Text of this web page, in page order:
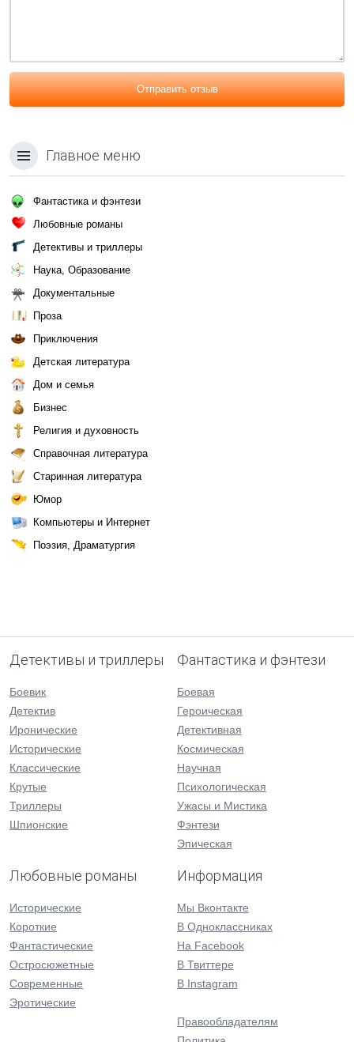
Отправить отзыв
Главное меню
Фантастика и фэнтези
Любовные романы
Детективы и триллеры
Наука, Образование
Документальные
Проза
Приключения
Детская литература
Дом и семья
Бизнес
Религия и духовность
Справочная литература
Старинная литература
Юмор
Компьютеры и Интернет
Поэзия, Драматургия
Детективы и триллеры
Боевик
Детектив
Иронические
Исторические
Классические
Крутые
Триллеры
Шпионские
Фантастика и фэнтези
Боевая
Героическая
Детективная
Космическая
Научная
Психологическая
Ужасы и Мистика
Фэнтези
Эпическая
Любовные романы
Исторические
Короткие
Фантастические
Остросюжетные
Современные
Эротические
Информация
Мы Вконтакте
В Одноклассниках
На Facebook
В Твиттере
В Instagram
Правообладателям